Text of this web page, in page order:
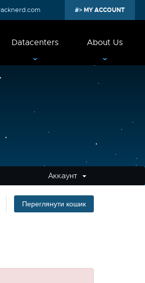
MY ACCOUNT
Datacenters About Us
Аккаунт
Переглянути кошик